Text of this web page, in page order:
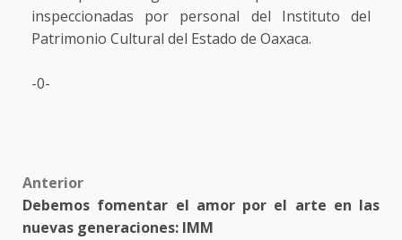
inspeccionadas por personal del Instituto del
Patrimonio Cultural del Estado de Oaxaca.
-0-
Post
navigation
Anterior
Debemos fomentar el amor por el arte en las
nuevas generaciones: IMM